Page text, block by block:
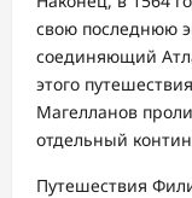
свою последнюю
соединяющий
этого
Магелланов
отдельный
Путешествия